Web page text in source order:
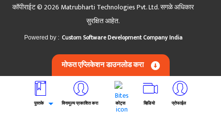
कॉपीराईट © 2026 Matrubharti Technologies Pvt. Ltd. सगळे अधिकार
सुरक्षित आहेत.
Powered by : Custom Software Development Company India
मोफत एप्लिकेशन डाउनलोड करा
पुस्तके विनामूल्य प्रकाशित करा कोट्स व्हिडियो प्रोफाईल